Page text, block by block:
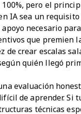
pero el
IA sea un requisito
necesario
que premien
de crear escalas
quién llegó
evaluación
de aprender. Si
técnicas